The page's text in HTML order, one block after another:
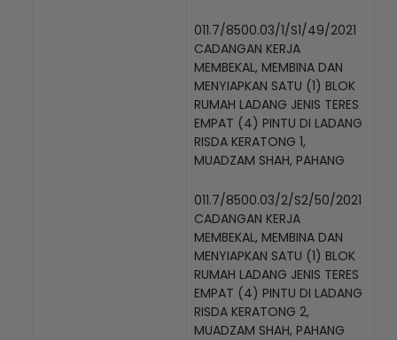
011.7/8500.03/1/S1/49/2021
CADANGAN KERJA
MEMBEKAL, MEMBINA DAN
MENYIAPKAN SATU (1) BLOK
RUMAH LADANG JENIS TERES
EMPAT (4) PINTU DI LADANG
RISDA KERATONG 1,
MUADZAM SHAH, PAHANG
011.7/8500.03/2/S2/50/2021
CADANGAN KERJA
MEMBEKAL, MEMBINA DAN
MENYIAPKAN SATU (1) BLOK
RUMAH LADANG JENIS TERES
EMPAT (4) PINTU DI LADANG
RISDA KERATONG 2,
MUADZAM SHAH, PAHANG
Loading AiRIS...